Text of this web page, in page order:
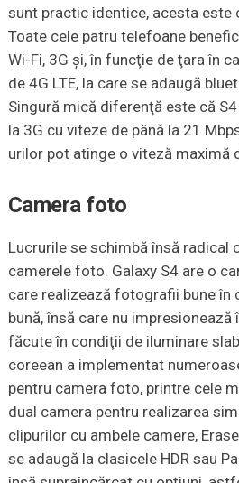
sunt practic identice, acesta este
Toate cele patru telefoane
Wi-Fi, 3G şi, în funcţie de ţara în
de 4G LTE, la care se adaugă
Singură mică diferenţă este că
la 3G cu viteze de până la 21
urilor pot atinge o viteză maximă
Camera foto
Lucrurile se schimbă însă radical
camerele foto. Galaxy S4 are o
care realizează fotografii bune
bună, însă care nu
făcute în condiţii de iluminare
coreean a implementat
pentru camera foto, printre cele
dual camera pentru realizarea
clipurilor cu ambele camere,
se adaugă la clasicele HDR sau